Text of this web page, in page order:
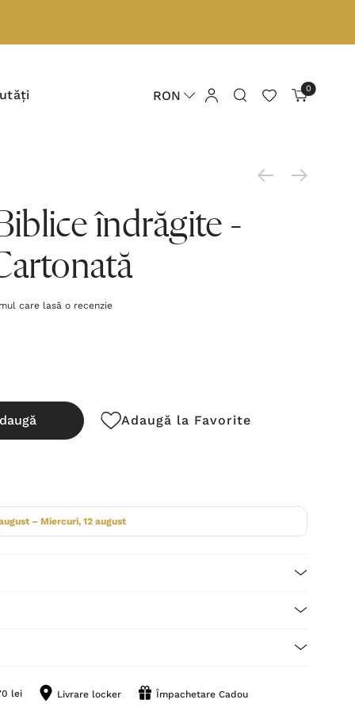
RON 0
îndrăgite -
care lasă o recenzie
Adaugă la Favorite
– Miercuri, 12 august
lei Livrare locker Împachetare Cadou